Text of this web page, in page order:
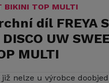
BIKINI TOP MULTI
díl FREYA
UW
MULTI
nelze u výrobce